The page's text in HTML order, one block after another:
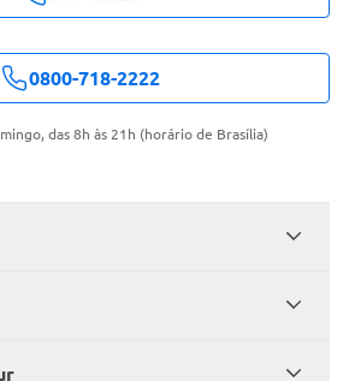
0800-718-2222
das 8h às 21h (horário de Brasília)